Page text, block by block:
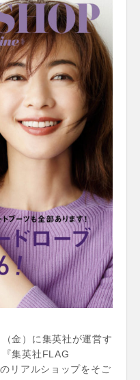
金）に集英社が運営す
集英社FLAG
リアルショップをそご